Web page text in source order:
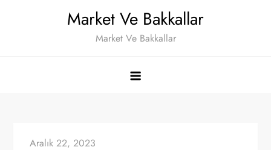
Market Ve Bakkallar
Market Ve Bakkallar